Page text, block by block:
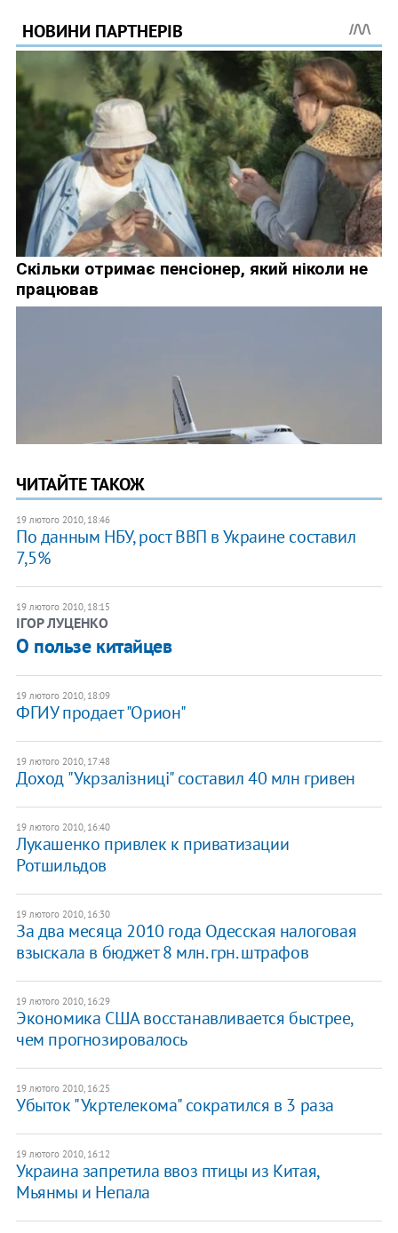
ЧИТАЙТЕ ТАКОЖ
19 лютого 2010, 18:46
По данным НБУ, рост ВВП в Украине составил
7,5%
19 лютого 2010, 18:15
ІГОР ЛУЦЕНКО
О пользе китайцев
19 лютого 2010, 18:09
ФГИУ продает "Орион"
19 лютого 2010, 17:48
Доход "Укрзалізниці" составил 40 млн гривен
19 лютого 2010, 16:40
Лукашенко привлек к приватизации
Ротшильдов
19 лютого 2010, 16:30
За два месяца 2010 года Одесская налоговая
взыскала в бюджет 8 млн. грн. штрафов
19 лютого 2010, 16:29
Экономика США восстанавливается быстрее,
чем прогнозировалось
19 лютого 2010, 16:25
Убыток "Укртелекома" сократился в 3 раза
19 лютого 2010, 16:12
Украина запретила ввоз птицы из Китая,
Мьянмы и Непала